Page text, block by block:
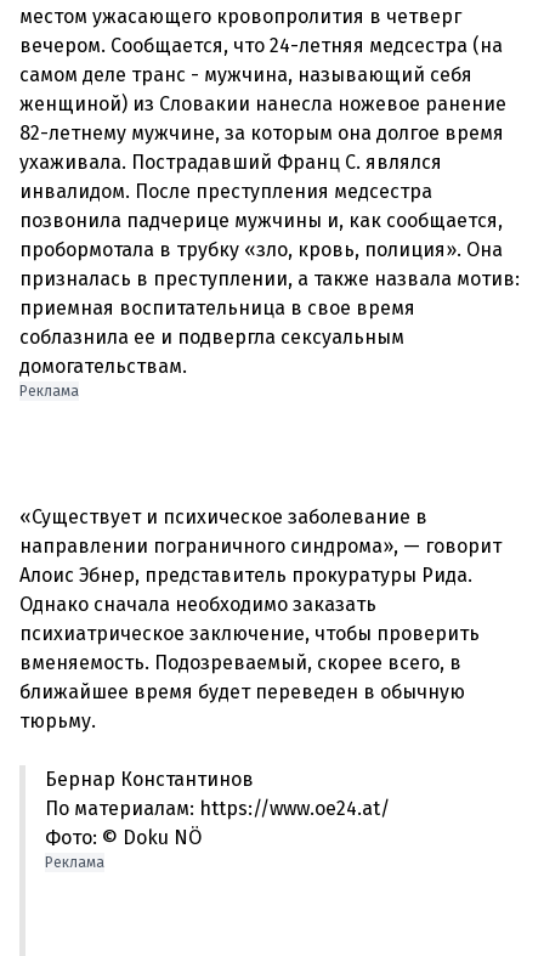
местом ужасающего кровопролития в четверг
вечером. Сообщается, что 24-летняя медсестра (на
самом деле транс - мужчина, называющий себя
женщиной) из Словакии нанесла ножевое ранение
82-летнему мужчине, за которым она долгое время
ухаживала. Пострадавший Франц С. являлся
инвалидом. После преступления медсестра
позвонила падчерице мужчины и, как сообщается,
пробормотала в трубку «зло, кровь, полиция». Она
призналась в преступлении, а также назвала мотив:
приемная воспитательница в свое время
соблазнила ее и подвергла сексуальным
Реклама
«Существует и психическое заболевание в
направлении пограничного синдрома», — говорит
Алоис Эбнер, представитель прокуратуры Рида.
Однако сначала необходимо заказать
психиатрическое заключение, чтобы проверить
вменяемость. Подозреваемый, скорее всего, в
ближайшее время будет переведен в обычную
Бернар Константинов
По материалам: https://www.oe24.at/
Фото: © Doku NÖ
Реклама